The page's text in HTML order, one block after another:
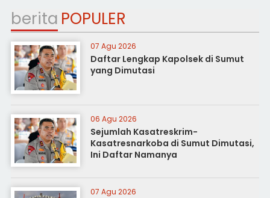
berita POPULER
07 Agu 2026
Daftar Lengkap Kapolsek di Sumut
yang Dimutasi
06 Agu 2026
Sejumlah Kasatreskrim-
Kasatresnarkoba di Sumut Dimutasi,
Ini Daftar Namanya
07 Agu 2026